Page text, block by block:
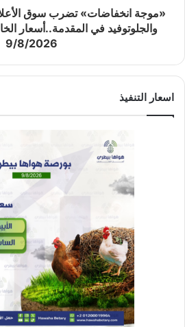
«موجة انخفاضات» تضرب سوق
والجلوتوفيد في المقدمة..أسعار
9/8/2026
اسعار التنفيذ